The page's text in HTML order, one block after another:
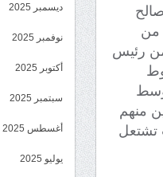
من
للواء82مشاه بقرار من رئيس
وسط
منهم
تشتعل
ديسمبر 2025
نوفمبر 2025
أكتوبر 2025
سبتمبر 2025
أغسطس 2025
يوليو 2025